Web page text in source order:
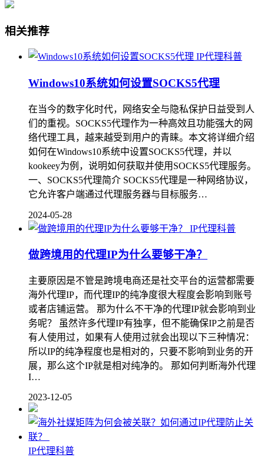
相关推荐
IP代理科普
Windows10系统如何设置SOCKS5代理
在当今的数字化时代，网络安全与隐私保护日益受到人
们的重视。SOCKS5代理作为一种高效且功能强大的网
络代理工具，越来越受到用户的青睐。本文将详细介绍
如何在Windows10系统中设置SOCKS5代理，并以
kookeey为例，说明如何获取并使用SOCKS5代理服务。
一、SOCKS5代理简介 SOCKS5代理是一种网络协议，
它允许客户端通过代理服务器与目标服务…
2024-05-28
IP代理科普
做跨境用的代理IP为什么要够干净？
主要原因是不管是跨境电商还是社交平台的运营都需要
海外代理IP，而代理IP的纯净度很大程度会影响到账号
或者店铺运营。 那为什么不干净的代理IP就会影响到业
务呢？ 虽然许多代理IP有独享，但不能确保IP之前是否
有人使用过，如果有人使用过就会出现以下三种情况：
所以IP的纯净程度也是相对的，只要不影响到业务的开
展，那么这个IP就是相对纯净的。 那如何判断海外代理
I…
2023-12-05
IP代理科普